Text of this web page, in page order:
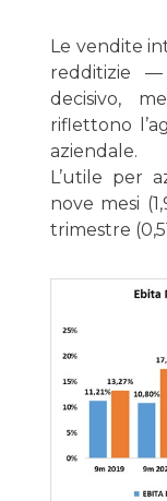
Le vendite
redditizie
decisivo,
riflettono
aziendale.
L’utile per
nove mesi
trimestre